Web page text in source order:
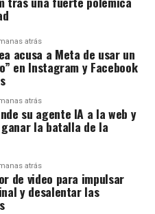
atrás
acusa a Meta de usar un
en Instagram y Facebook
atrás
su agente IA a la web y
la batalla de la
atrás
de video para impulsar
y desalentar las